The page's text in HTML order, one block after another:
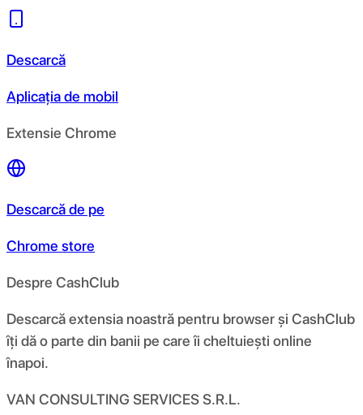
Descarcă
Aplicația de mobil
Extensie Chrome
Descarcă de pe
Chrome store
Despre CashClub
Descarcă extensia noastră pentru browser și CashClub
îți dă o parte din banii pe care îi cheltuiești online
înapoi.
VAN CONSULTING SERVICES S.R.L.